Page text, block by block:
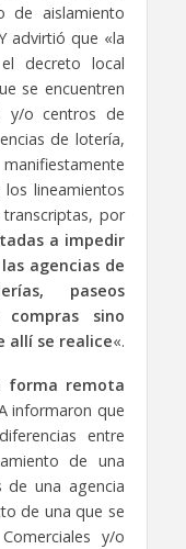
aislamiento
advirtió que «la
decreto local
se encuentren
y/o centros de
de lotería,
lineamientos
por
a impedir
agencias de
paseos
sino
allí se realice«.
forma remota
informaron que
entre
de una
de una agencia
de una que se
y/o